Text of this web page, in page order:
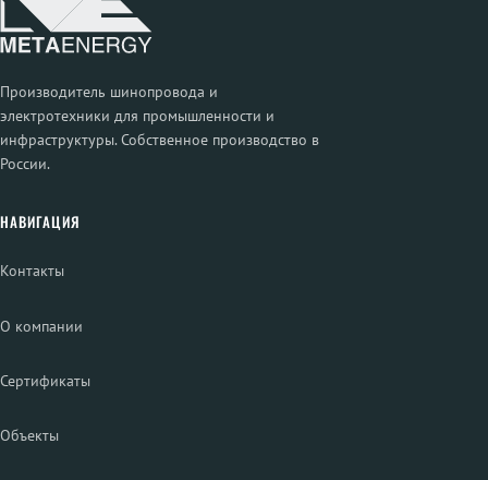
Производитель шинопровода и
электротехники для промышленности и
инфраструктуры. Собственное производство в
России.
НАВИГАЦИЯ
Контакты
О компании
Сертификаты
Объекты